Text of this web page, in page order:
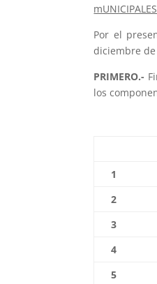
Por el
diciembre de
PRIMERO.-
los
1
2
3
4
5